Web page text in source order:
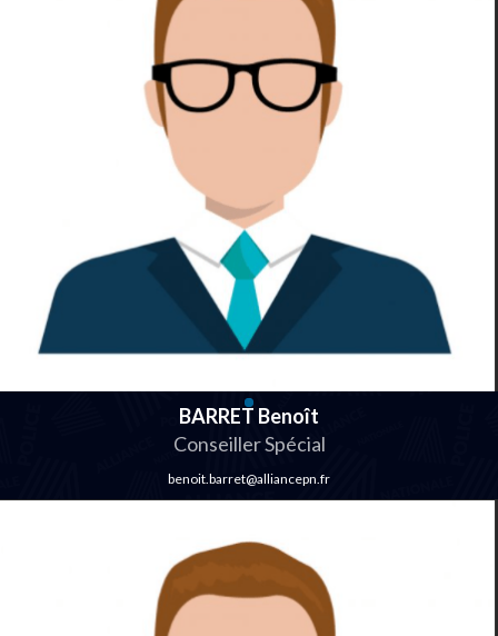
BARRET Benoît
Conseiller Spécial
benoit.barret@alliancepn.fr